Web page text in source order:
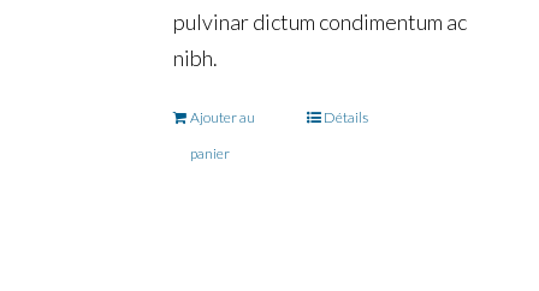
pulvinar dictum condimentum ac
nibh.
Ajouter au
panier
Détails